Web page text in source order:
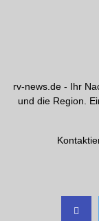
rv-news.de - Ihr
und die Region.